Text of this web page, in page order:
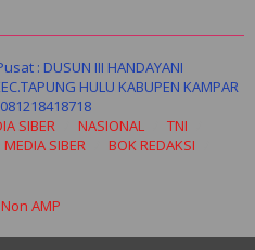
: DUSUN III HANDAYANI
HULU KABUPEN KAMPAR
SIBER NASIONAL
TNI
SIBER
BOK REDAKSI
AMP